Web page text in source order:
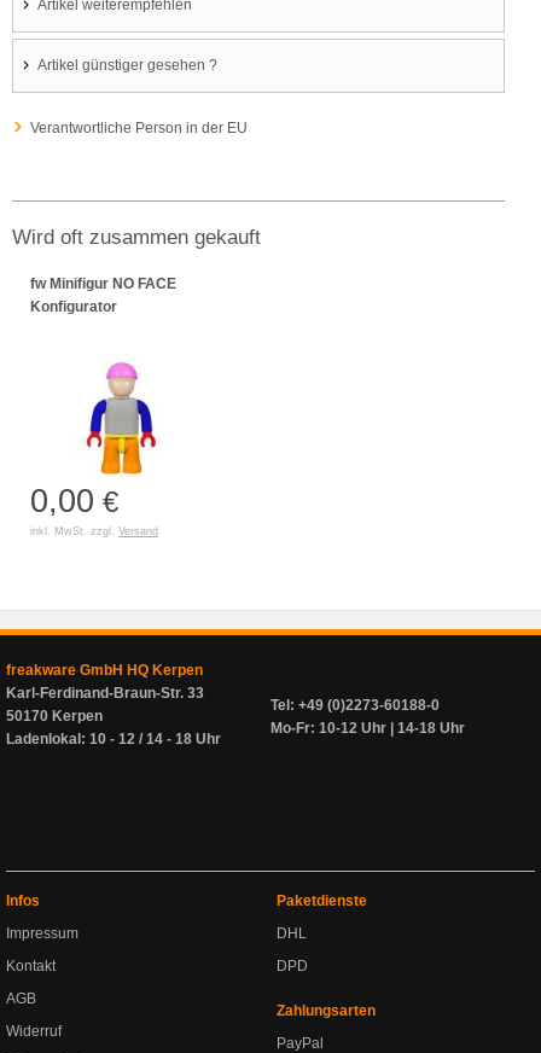
Artikel weiterempfehlen
Artikel günstiger gesehen ?
Verantwortliche Person in der EU
Wird oft zusammen gekauft
fw Minifigur NO FACE
Konfigurator
0,00 €
inkl. MwSt. zzgl. Versand
freakware GmbH HQ Kerpen
Karl-Ferdinand-Braun-Str. 33
50170 Kerpen
Ladenlokal: 10 - 12 / 14 - 18 Uhr
Tel: +49 (0)2273-60188-0
Mo-Fr: 10-12 Uhr | 14-18 Uhr
Infos
Impressum
Kontakt
AGB
Widerruf
Paketdienste
DHL
DPD
Zahlungsarten
PayPal